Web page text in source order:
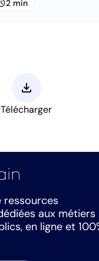
2 min
download
Télécharger
ressources
aux métiers
en ligne et